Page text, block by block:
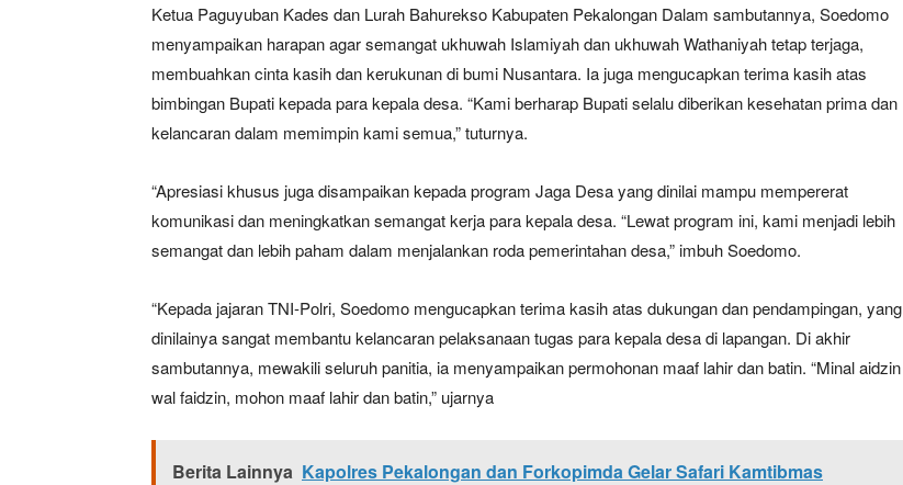
Ketua Paguyuban Kades dan Lurah Bahurekso Kabupaten Pekalongan Dalam sambutannya, Soedomo
menyampaikan harapan agar semangat ukhuwah Islamiyah dan ukhuwah Wathaniyah tetap terjaga,
membuahkan cinta kasih dan kerukunan di bumi Nusantara. Ia juga mengucapkan terima kasih atas
bimbingan Bupati kepada para kepala desa. “Kami berharap Bupati selalu diberikan kesehatan prima dan
kelancaran dalam memimpin kami semua,” tuturnya.
“Apresiasi khusus juga disampaikan kepada program Jaga Desa yang dinilai mampu mempererat
komunikasi dan meningkatkan semangat kerja para kepala desa. “Lewat program ini, kami menjadi lebih
semangat dan lebih paham dalam menjalankan roda pemerintahan desa,” imbuh Soedomo.
“Kepada jajaran TNI-Polri, Soedomo mengucapkan terima kasih atas dukungan dan pendampingan, yang
dinilainya sangat membantu kelancaran pelaksanaan tugas para kepala desa di lapangan. Di akhir
sambutannya, mewakili seluruh panitia, ia menyampaikan permohonan maaf lahir dan batin. “Minal aidzin
wal faidzin, mohon maaf lahir dan batin,” ujarnya
Berita Lainnya Kapolres Pekalongan dan Forkopimda Gelar Safari Kamtibmas